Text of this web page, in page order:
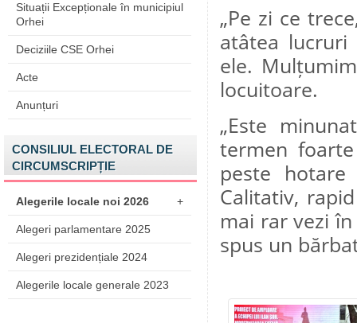
Situații Excepționale în municipiul
Orhei
Deciziile CSE Orhei
Acte
Anunțuri
CONSILIUL ELECTORAL DE
CIRCUMSCRIPȚIE
Alegerile locale noi 2026 +
Alegeri parlamentare 2025
Alegeri prezidențiale 2024
Alegerile locale generale 2023
„Pe zi ce
atâtea
ele.
locuitoare.
„Este
termen
peste
Calitativ,
mai rar vezi
spus un